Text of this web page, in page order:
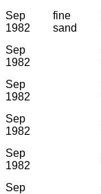
Sep
1982
fine
sand
Sep
1982
Sep
1982
Sep
1982
Sep
1982
Sep